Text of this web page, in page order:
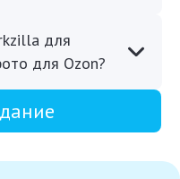
для
для Ozon?